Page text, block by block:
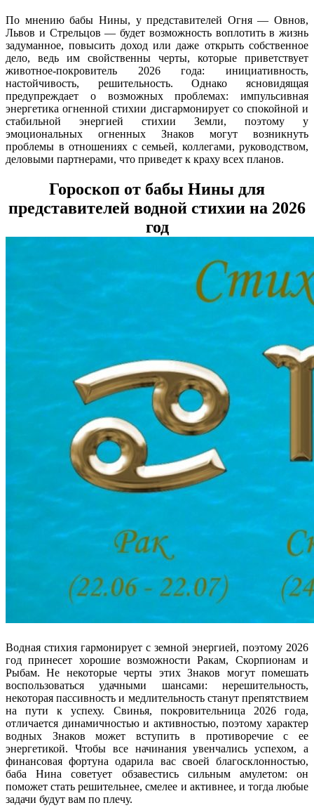
По мнению бабы Нины, у представителей Огня — Овнов,
Львов и Стрельцов — будет возможность воплотить в жизнь
задуманное, повысить доход или даже открыть собственное
дело, ведь им свойственны черты, которые приветствует
животное-покровитель 2026 года: инициативность,
настойчивость, решительность. Однако ясновидящая
предупреждает о возможных проблемах: импульсивная
энергетика огненной стихии дисгармонирует со спокойной и
стабильной энергией стихии Земли, поэтому у
эмоциональных огненных Знаков могут возникнуть
проблемы в отношениях с семьей, коллегами, руководством,
деловыми партнерами, что приведет к краху всех планов.
Гороскоп от бабы Нины для
представителей водной стихии на 2026
год
Водная стихия гармонирует с земной энергией, поэтому 2026
год принесет хорошие возможности Ракам, Скорпионам и
Рыбам. Не некоторые черты этих Знаков могут помешать
воспользоваться удачными шансами: нерешительность,
некоторая пассивность и медлительность станут препятствием
на пути к успеху. Свинья, покровительница 2026 года,
отличается динамичностью и активностью, поэтому характер
водных Знаков может вступить в противоречие с ее
энергетикой. Чтобы все начинания увенчались успехом, а
финансовая фортуна одарила вас своей благосклонностью,
баба Нина советует обзавестись сильным амулетом: он
поможет стать решительнее, смелее и активнее, и тогда любые
задачи будут вам по плечу.